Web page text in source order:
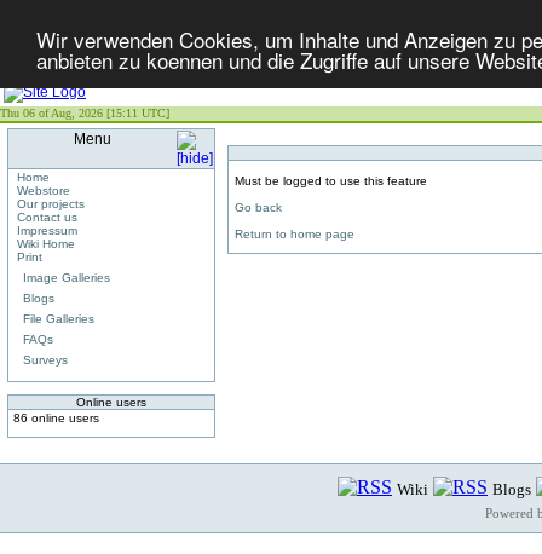
Wir verwenden Cookies, um Inhalte und Anzeigen zu
anbieten zu koennen und die Zugriffe auf unsere
Thu 06 of Aug, 2026 [15:11 UTC]
Menu
Home
Webstore
Our projects
Contact us
Impressum
Wiki Home
Print
Image Galleries
Blogs
File Galleries
FAQs
Surveys
Online users
86 online users
Must be logged to use this feature
Go back
Return to home page
Wiki Blogs
Powered